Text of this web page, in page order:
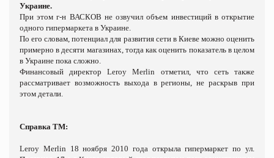
Украине.
При этом г-н ВАСКОВ не озвучил объем инвестиций в открытие
одного гипермаркета в Украине.
По его словам, потенциал для развития сети в Киеве можно оценить
примерно в десяти магазинах, тогда как оценить показатель в целом
в Украине пока сложно.
Финансовый директор Leroy Merlin отметил, что сеть также
рассматривает возможность выхода в регионы, не раскрыв при
этом детали.
Справка ТМ:
Leroy Merlin 18 ноября 2010 года открыла гипермаркет по ул.